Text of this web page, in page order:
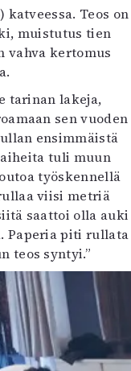
katveessa. Teos on
muistutus tien
vahva kertomus
tarinan lakeja,
sen vuoden
ensimmäistä
tuli muun
työskennellä
viisi metriä
saattoi olla auki
Paperia piti rullata
teos syntyi.”